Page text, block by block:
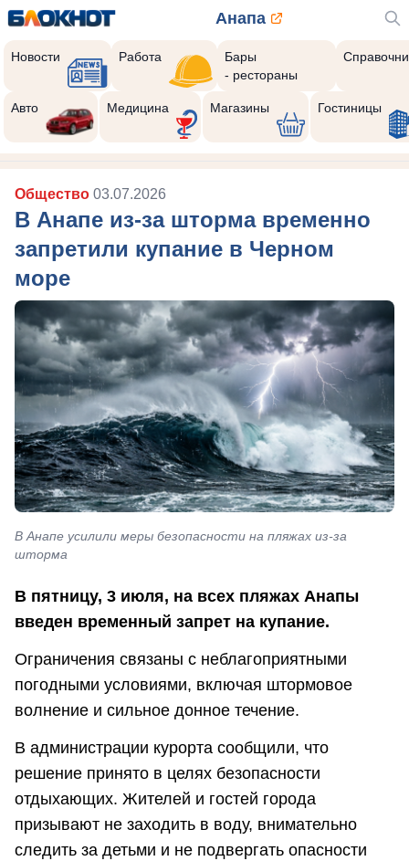
Анапа
Новости Работа
Бары
- рестораны
Авто Медицина Магазины Гостиницы
Общество 03.07.2026
В Анапе из-за шторма временно
запретили купание в Черном
море
В Анапе усилили меры безопасности на пляжах из-за
шторма
В пятницу, 3 июля, на всех пляжах Анапы
введен временный запрет на купание.
Ограничения связаны с неблагоприятными
погодными условиями, включая штормовое
волнение и сильное донное течение.
В администрации курорта сообщили, что
решение принято в целях безопасности
отдыхающих. Жителей и гостей города
призывают не заходить в воду, внимательно
следить за детьми и не подвергать опасности